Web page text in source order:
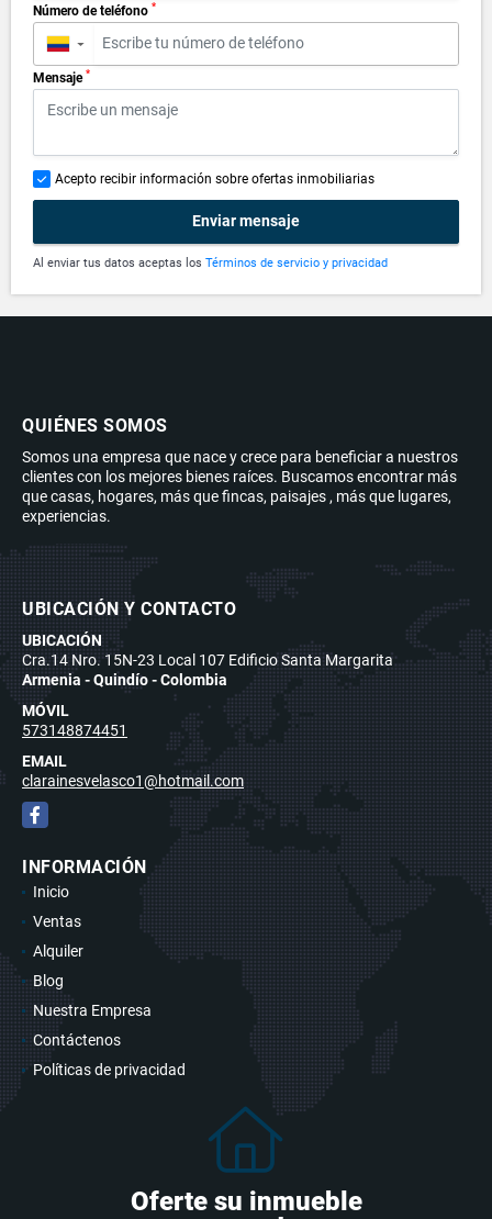
Número de teléfono *
▼
Mensaje *
Acepto recibir información sobre ofertas inmobiliarias
Enviar mensaje
Al enviar tus datos aceptas los Términos de servicio y privacidad
QUIÉNES SOMOS
Somos una empresa que nace y crece para beneficiar a nuestros
clientes con los mejores bienes raíces. Buscamos encontrar más
que casas, hogares, más que fincas, paisajes , más que lugares,
experiencias.
UBICACIÓN Y CONTACTO
UBICACIÓN
Cra.14 Nro. 15N-23 Local 107 Edificio Santa Margarita
Armenia - Quindío - Colombia
MÓVIL
573148874451
EMAIL
clarainesvelasco1@hotmail.com
Facebook
INFORMACIÓN
Inicio
Ventas
Alquiler
Blog
Nuestra Empresa
Contáctenos
Políticas de privacidad
Oferte su inmueble